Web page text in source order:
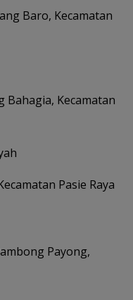
Baro, Kecamatan
Bahagia, Kecamatan
Pasie Raya
Payong,